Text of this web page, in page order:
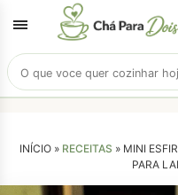
Buscar
receitas
INÍCIO » RECEITAS » MINI
PARA